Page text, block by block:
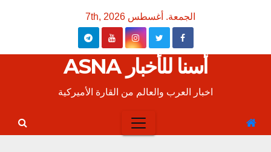
الجمعة. أغسطس 7th, 2026
أسنا للأخبار ASNA
اخبار العرب والعالم من القارة الأميركية